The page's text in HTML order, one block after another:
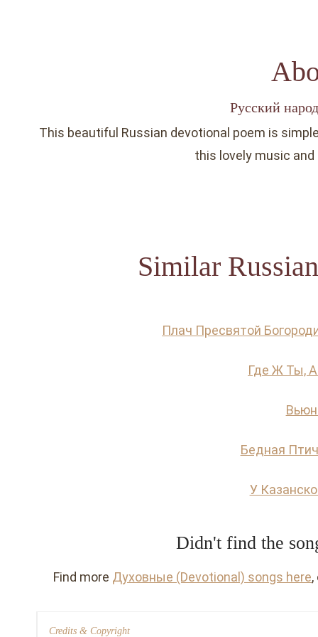
Русский
This beautiful Russian devotional poem is
this lovely music
Similar
Плач Пресвятой
Где Ж Ты,
Бедная
У
Didn't find the
Find more Духовные (Devotional) songs here
Credits & Copyright